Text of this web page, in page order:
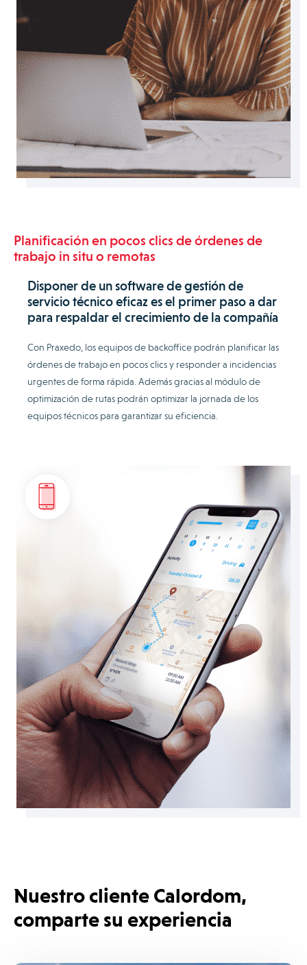
Planificación en pocos clics de órdenes de
trabajo in situ o remotas
Disponer de un software de gestión de
servicio técnico eficaz es el primer paso a dar
para respaldar el crecimiento de la compañía
Con Praxedo, los equipos de backoffice podrán planificar las
órdenes de trabajo en pocos clics y responder a incidencias
urgentes de forma rápida. Además gracias al módulo de
optimización de rutas podrán optimizar la jornada de los
equipos técnicos para garantizar su eficiencia.
Nuestro cliente Calordom,
comparte su experiencia